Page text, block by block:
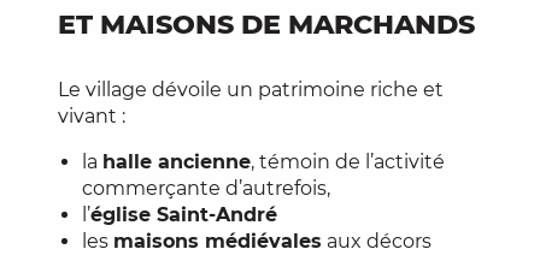
ET MAISONS DE MARCHANDS
Le village dévoile un patrimoine riche et
vivant :
la halle ancienne, témoin de l’activité
commerçante d’autrefois,
l’église Saint-André
les maisons médiévales aux décors